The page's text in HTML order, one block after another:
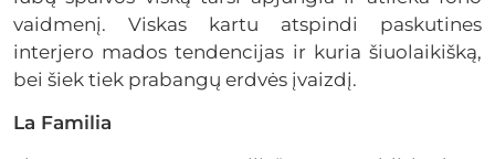
vaidmenį. Viskas kartu atspindi paskutines
interjero mados tendencijas ir kuria šiuolaikišką,
bei šiek tiek prabangų erdvės įvaizdį.
La Familia